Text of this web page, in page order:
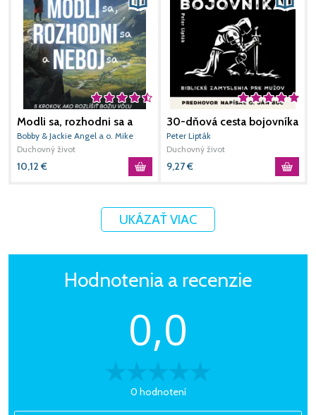
Modli sa, rozhodni sa a
neboj sa
Bobby & Jackie Angel a o. Mike
Schmitz
Duchovný život
10,12 €
30-dňová cesta bojovníka
Peter Lipták
Duchovný život
9,27€
UKÁZAŤ VIAC
Hodnotenia a recenzie
0,0
0 hodnotení